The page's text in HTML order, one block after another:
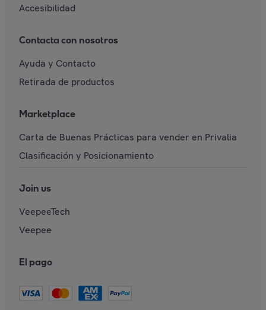
Accesibilidad
Contacta con nosotros
Ayuda y Contacto
Retirada de productos
Marketplace
Carta de Buenas Prácticas para vender en Privalia
Clasificación y Posicionamiento
Join us
VeepeeTech
Veepee
El pago